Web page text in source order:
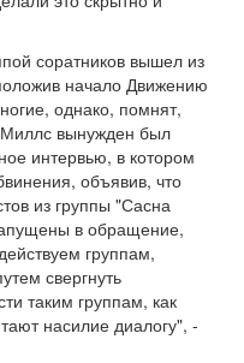
соратников вышел из
начало Движению
однако, помнят,
Миллс вынужден был
интервью, в котором
объявив, что
из группы "Сасна
в обращение,
группам,
свергнуть
таким группам, как
насилие диалогу", -